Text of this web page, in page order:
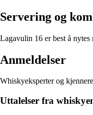
Servering og
Lagavulin 16 er best å
Anmeldelser
Whiskyeksperter og
Uttalelser fra